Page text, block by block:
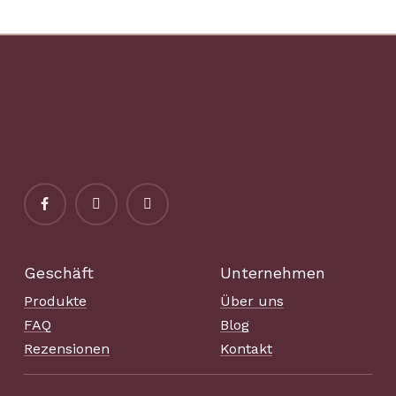
Geschäft
Produkte
FAQ
Rezensionen
Unternehmen
Über uns
Blog
Kontakt